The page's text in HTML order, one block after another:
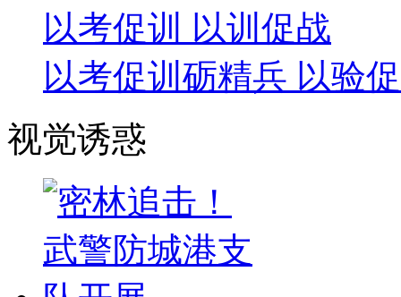
以考促训 以训促战
以考促训砺精兵 以验
视觉诱惑